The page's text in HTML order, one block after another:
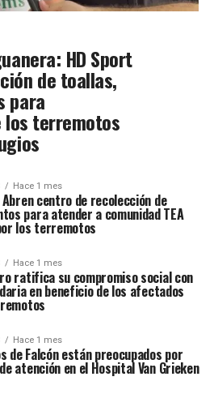
HD Sport
de toallas,
para
los terremotos
Hace 1 mes
centro de recolección de
para atender a comunidad TEA
los terremotos
Hace 1 mes
ratifica su compromiso social con
en beneficio de los afectados
Hace 1 mes
de Falcón están preocupados por
atención en el Hospital Van Grieken